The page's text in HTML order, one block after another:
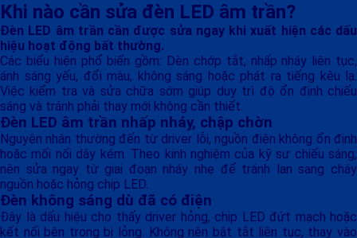
Khi nào cần sửa đèn LED âm trần?
Đèn LED âm trần cần được sửa ngay khi xuất hiện các dấu
hiệu hoạt động bất thường.
Các biểu hiện phổ biến gồm: Dèn chớp tắt, nhấp nháy liên tục,
ánh sáng yếu, đổi màu, không sáng hoặc phát ra tiếng kêu lạ.
Việc kiểm tra và sửa chữa sớm giúp duy trì độ ổn định chiếu
sáng và tránh phải thay mới không cần thiết.
Đèn LED âm trần nhấp nháy, chập chờn
Nguyên nhân thường đến từ driver lỗi, nguồn điện không ổn định
hoặc mối nối dây kém. Theo kinh nghiệm của kỹ sư chiếu sáng,
nên sửa ngay từ giai đoạn nháy nhẹ để tránh lan sang cháy
nguồn hoặc hỏng chip LED.
Đèn không sáng dù đã có điện
Đây là dấu hiệu cho thấy driver hỏng, chip LED đứt mạch hoặc
kết nối bên trong bị lỏng. Không nên bật tắt liên tục, thay vào